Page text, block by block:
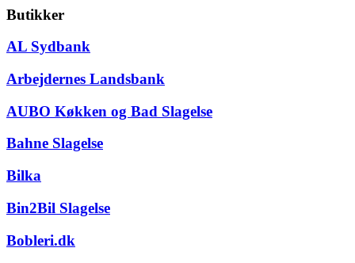
Butikker
AL Sydbank
Arbejdernes Landsbank
AUBO Køkken og Bad Slagelse
Bahne Slagelse
Bilka
Bin2Bil Slagelse
Bobleri.dk